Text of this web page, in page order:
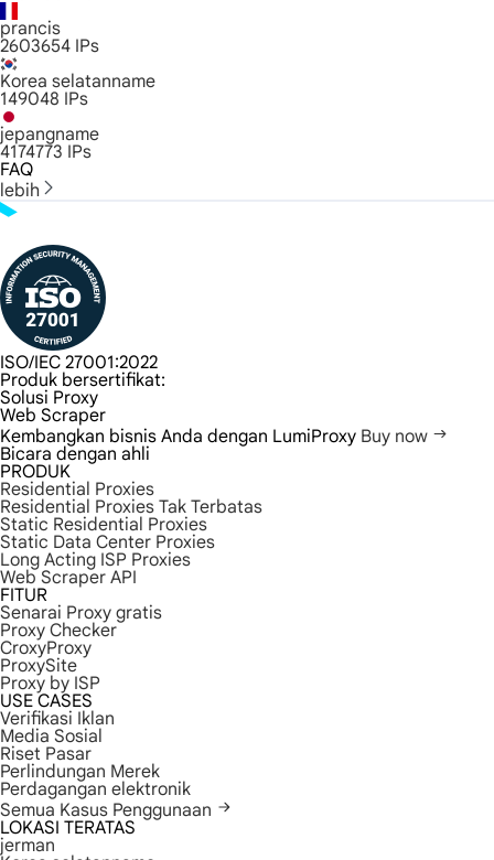
prancis
2603654 IPs
Korea selatanname
149048 IPs
jepangname
4174773 IPs
FAQ
lebih
ISO/IEC 27001:2022
Produk bersertifikat:
Solusi Proxy
Web Scraper
Kembangkan bisnis Anda dengan LumiProxy Buy now
Bicara dengan ahli
PRODUK
Residential Proxies
Residential Proxies Tak Terbatas
Static Residential Proxies
Static Data Center Proxies
Long Acting ISP Proxies
Web Scraper API
FITUR
Senarai Proxy gratis
Proxy Checker
CroxyProxy
ProxySite
Proxy by ISP
USE CASES
Verifikasi Iklan
Media Sosial
Riset Pasar
Perlindungan Merek
Perdagangan elektronik
Semua Kasus Penggunaan
LOKASI TERATAS
jerman